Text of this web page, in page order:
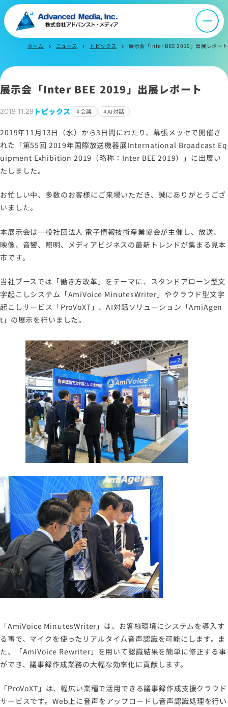
IR情報
よくあるご質問
サイトのご利用について
プライバシーポリシー
労働者派遣事業に関わる情報
ホーム chevron_right ニュース chevron_right トピックス chevron_right 展示会「Inter BEE 2019」出展レポート
展示会「Inter BEE 2019」出展レポート
2019.11.29 トピックス 会議 AI対話
2019年11月13日（水）から3日間にわたり、幕張メッセで開催さ
れた「第55回 2019年国際放送機器展International Broadcast Eq
uipment Exhibition 2019（略称：Inter BEE 2019）」に出展い
たしました。
お忙しい中、多数のお客様にご来場いただき、誠にありがとうござ
いました。
本展示会は一般社団法人 電子情報技術産業協会が主催し、放送、
映像、音響、照明、メディアビジネスの最新トレンドが集まる見本
市です。
当社ブースでは「働き方改革」をテーマに、スタンドアローン型文
字起こしシステム「AmiVoice MinutesWriter」やクラウド型文字
起こしサービス「ProVoXT」、AI対話ソリューション「AmiAgen
t」の展示を行いました。
「AmiVoice MinutesWriter」は、お客様環境にシステムを導入す
る事で、マイクを使ったリアルタイム音声認識を可能にします。ま
た、「AmiVoice Rewriter」を用いて認識結果を簡単に修正する事
ができ、議事録作成業務の大幅な効率化に貢献します。
「ProVoXT」は、幅広い業種で活用できる議事録作成支援クラウド
サービスです。Web上に音声をアップロードし音声認識処理を行い